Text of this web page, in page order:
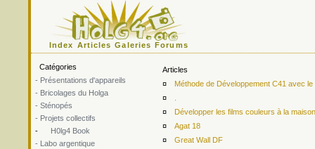
Index Articles Galeries Forums
Catégories
- Présentations d'appareils
- Bricolages du Holga
- Sténopés
- Projets collectifs
-
H0lg4 Book
- Labo argentique
Articles
¤
Méthode de Développement C41 avec
¤
¤
Développer les films couleurs à la
¤
Agat 18
¤
Great Wall DF